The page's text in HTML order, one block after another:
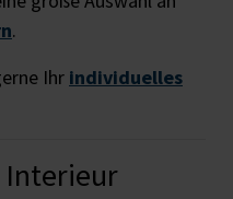
.
Ihr individuelles
Interieur